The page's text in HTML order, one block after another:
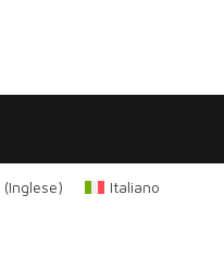
(Inglese) Italiano